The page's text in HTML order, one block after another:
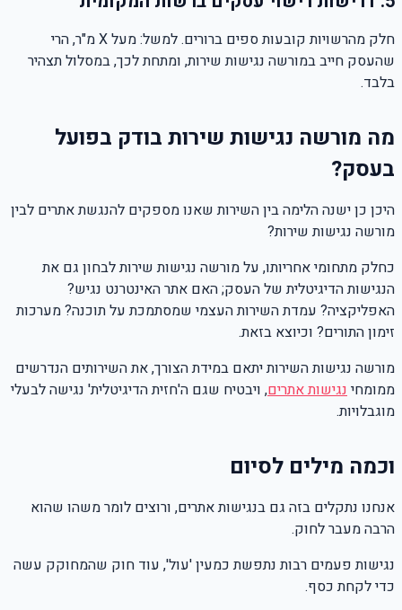
חלק מהרשויות קובעות ספים ברורים.למשל:מעלXמ"ר, הרי
שהעסק חייב במורשה נגישות שירות, ומתחת לכך, במסלול תצהיר
בלבד.
מה מורשה נגישות שירות בודק בפועל
בעסק?
היכן כן ישנה הלימה בין השירות שאנו מספקים להנגשת אתרים לבין
מורשה נגישות שירות?
כחלק מתחומי אחריותו, על מורשה נגישות שירות לבחון גם את
הנגישות הדיגיטלית של העסק; האם אתר האינטרנט נגיש?
האפליקציה? עמדת השירות העצמי שמסתמכת על תוכנה? מערכות
זימון התורים? וכיוצא בזאת.
מורשה נגישות השירות יתאם במידת הצורך, את השירותים הנדרשים
ממומחי נגישות אתרים, ויבטיח שגם ה'חזית הדיגיטלית' נגישה לבעלי
מוגבלויות.
וכמה מילים לסיום
אנחנו נתקלים בזה גם בנגישות אתרים, ורוצים לומר משהו שהוא
הרבה מעבר לחוק.
נגישות פעמים רבות נתפשת כמעין 'עול', עוד חוק שהמחוקק עשה
כדי לקחת כסף.